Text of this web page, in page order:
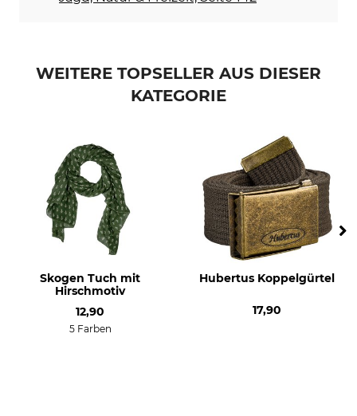
WEITERE TOPSELLER AUS DIESER
KATEGORIE
Skogen Tuch mit
Hirschmotiv
12,90
5 Farben
Hubertus Koppelgürtel
17,90